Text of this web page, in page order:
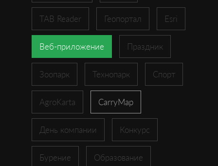
TAB Reader Геопортал Esri
Веб-приложение Праздник
Зоопарк Технопарк Спорт
AgroKarta CarryMap
День компании Конкурс
Бурение Образование